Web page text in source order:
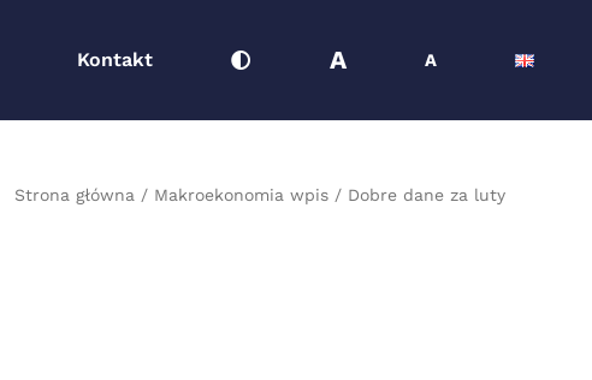
Kontakt A A
Strona główna Makroekonomia wpis Dobre dane za luty